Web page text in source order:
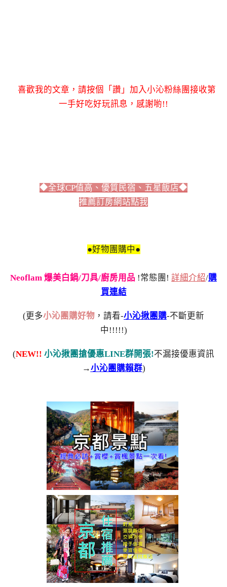
喜歡我的文章，請按個「讚」加入小沁粉絲團接收第
一手好吃好玩訊息，感謝喲!!
◆全球CP值高、優質民宿、五星飯店◆
推薦訂房網站點我
●好物團購中●
Neoflam 爆美白鍋/刀具/廚房用品 !常態團! 詳細介紹/購
買連結
(更多小沁團購好物 ，請看-小沁揪團購-不斷更新
中!!!!!)
(NEW!! 小沁揪團搶優惠LINE群開張!不漏接優惠資訊
→小沁團購賴群)